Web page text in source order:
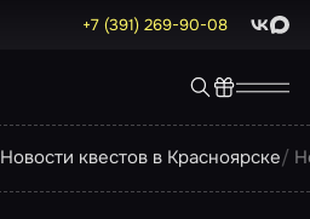
+7 (391) 269-90-08 Max
Новости квестов в Красноярске